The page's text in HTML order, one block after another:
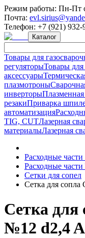
Режим работы: Пн-Пт
Почта:
Телефон: +7 (921) 932-
Каталог
Товары для
регуляторыТовары для
аксессуары
плазмотроны
инверторы
резакиПриварка
автоматизация
TIG, CUTЛазерная
материалыЛазерная
Расходные
Расходные
Сетки для сопел
Сетка для
Сетка для
№12 d2,4